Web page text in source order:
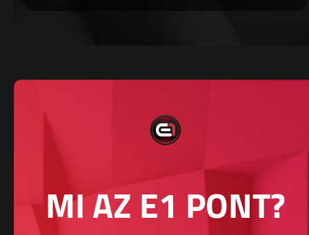
MI AZ E1 PONT?